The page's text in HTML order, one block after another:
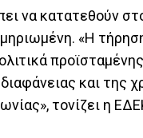
να κατατεθούν
«Η
και της
τονίζει η